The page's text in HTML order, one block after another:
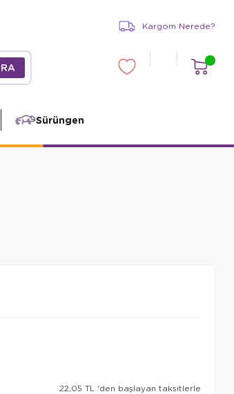
Kargom Nerede?
Sürüngen
22,05 TL 'den başlayan taksitlerle